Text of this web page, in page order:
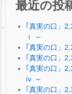
最近の投
｢真実の口」
ⅰ ～
｢真実の口」
｢真実の口」
｢真実の口」
ⅳ ～
｢真実の口」